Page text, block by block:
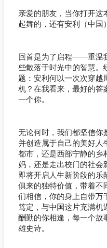
亲爱的朋友，当你打开这
起舞的，还有安利（中国
回首是为了启程——重温
些散落于时光中的智慧。
题：安利何以一次次穿越
机？在我看来，最好的答
一个你。
无论何时，我们都坚信你
并创造属于自己的美好人
都市，还是西部宁静的乡
妈，还是走出校门的社会
即将开启人生新阶段的乐
俱来的独特价值，带着不
们相信，你的身上自带万
笃定，与中国这片充满机
酬勤的你相逢，每一个故
雄史诗。